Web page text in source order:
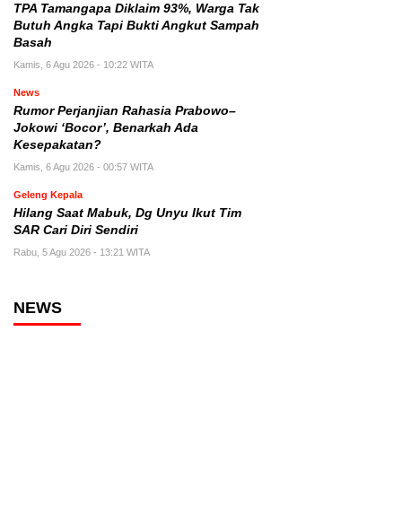
TPA Tamangapa Diklaim 93%, Warga Tak
Butuh Angka Tapi Bukti Angkut Sampah
Basah
Kamis, 6 Agu 2026 - 10:22 WITA
News
Rumor Perjanjian Rahasia Prabowo–
Jokowi ‘Bocor’, Benarkah Ada
Kesepakatan?
Kamis, 6 Agu 2026 - 00:57 WITA
Geleng Kepala
Hilang Saat Mabuk, Dg Unyu Ikut Tim
SAR Cari Diri Sendiri
Rabu, 5 Agu 2026 - 13:21 WITA
NEWS